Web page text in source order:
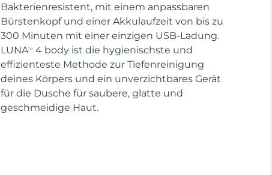
Bakterienresistent, mit einem anpassbaren
Bürstenkopf und einer Akkulaufzeit von bis zu
300 Minuten mit einer einzigen USB-Ladung.
LUNATM
4 body ist die hygienischste und
effizienteste Methode zur Tiefenreinigung
deines Körpers und ein unverzichtbares Gerät
für die Dusche für saubere, glatte und
geschmeidige Haut.